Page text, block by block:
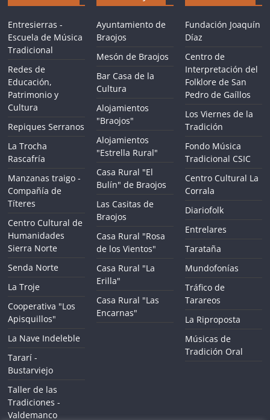
Entresierras -
Escuela de Música
Tradicional
Redes de
Educación,
Patrimonio y
Cultura
Repiques Serranos
La Trocha
Rascafría
Manzanas traigo -
Compañía de
Títeres
Centro Cultural de
Humanidades
Sierra Norte
Senda Norte
La Troje
Cooperativa "Los
Apisquillos"
La Nave Indeleble
Tararí -
Bustarviejo
Taller de las
Tradiciones -
Valdemanco
Ayuntamiento de
Braojos
Mesón de Braojos
Bar Casa de la
Cultura
Alojamientos
"Braojos"
Alojamientos
"Estrella Rural"
Casa Rural "El
Bulín" de Braojos
Las Casitas de
Braojos
Casa Rural "Rosa
de los Vientos"
Casa Rural "La
Erilla"
Casa Rural "Las
Encarnas"
Fundación Joaquín
Díaz
Centro de
Interpretación del
Folklore de San
Pedro de Gaíllos
Los Viernes de la
Tradición
Fondo Música
Tradicional CSIC
Centro Cultural La
Corrala
Diariofolk
Entrelares
Tarataña
Mundofonías
Tráfico de
Tarareos
La Riproposta
Músicas de
Tradición Oral